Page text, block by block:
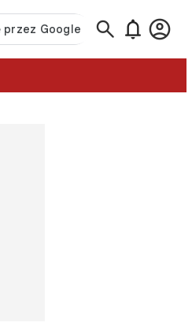
  